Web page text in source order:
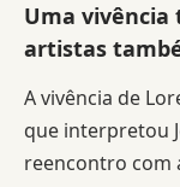
Uma
artistas
A vivência de
que interpretou
reencontro com